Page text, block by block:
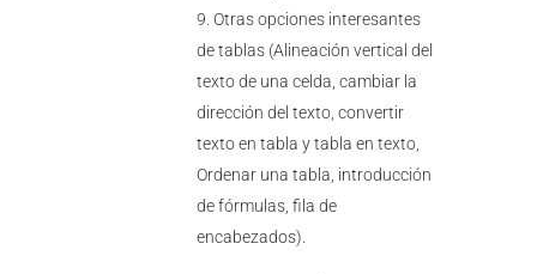
Otras opciones interesantes
de tablas (Alineación vertical del
texto de una celda, cambiar la
dirección del texto, convertir
texto en tabla y tabla en texto,
Ordenar una tabla, introducción
de fórmulas, fila de
encabezados).